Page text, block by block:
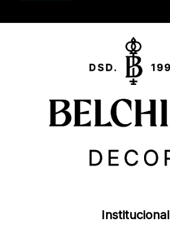
Institucional